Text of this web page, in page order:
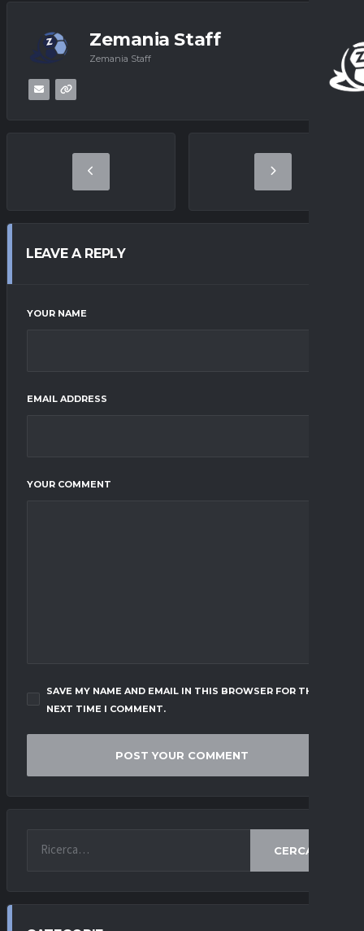
Zemania Staff
Zemania Staff
LEAVE A REPLY
YOUR NAME
EMAIL ADDRESS
YOUR COMMENT
SAVE MY NAME AND EMAIL IN THIS BROWSER FOR THE
NEXT TIME I COMMENT.
CERCA